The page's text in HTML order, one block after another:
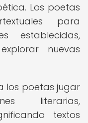
Los poetas
para
establecidas,
nuevas
los poetas jugar
literarias,
textos